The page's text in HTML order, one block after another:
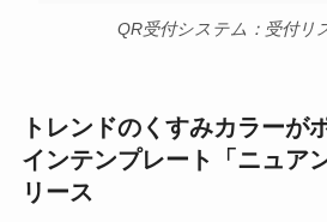
QR受付システム：受付リ
トレンドのくすみカラーが
インテンプレート「ニュア
リース